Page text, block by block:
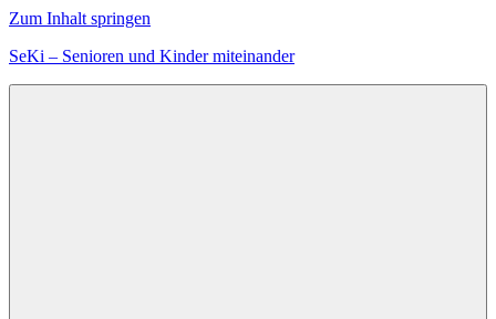
Zum Inhalt springen
SeKi – Senioren und Kinder miteinander